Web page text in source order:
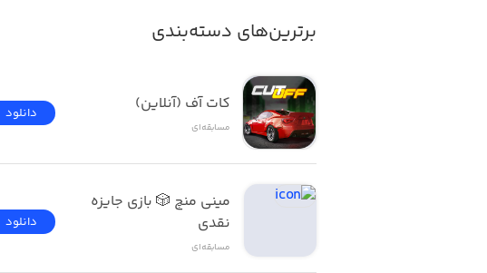
برترین‌های دسته‌بندی
کات آف (آنلاین)
مسابقه‌ای
دانلود
نقدی
مسابقه‌ای
دانلود